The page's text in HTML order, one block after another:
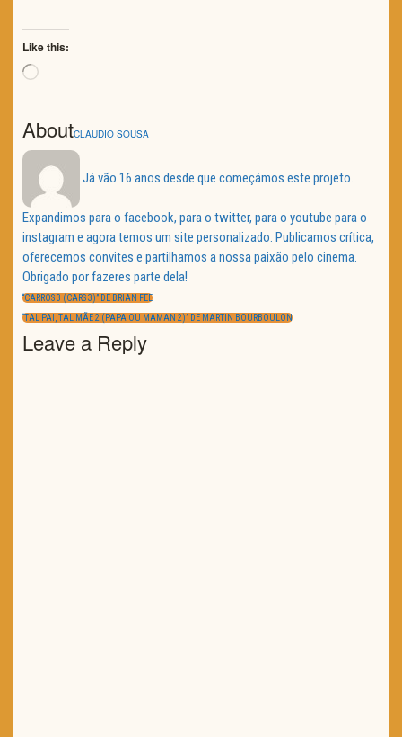
Like this:
Loading…
AboutCLAUDIO SOUSA
Já vão 16 anos desde que começámos este projeto.
Expandimos para o facebook, para o twitter, para o youtube para o
instagram e agora temos um site personalizado. Publicamos crítica,
oferecemos convites e partilhamos a nossa paixão pelo cinema.
Obrigado por fazeres parte dela!
Navegação
de
artigos
PREVIOUS
POST:
“CARROS 3 (CARS 3)” DE BRIAN FEE
NEXT
POST:
“TAL PAI, TAL MÃE 2 (PAPA OU MAMAN 2)” DE MARTIN BOURBOULON
Leave a Reply